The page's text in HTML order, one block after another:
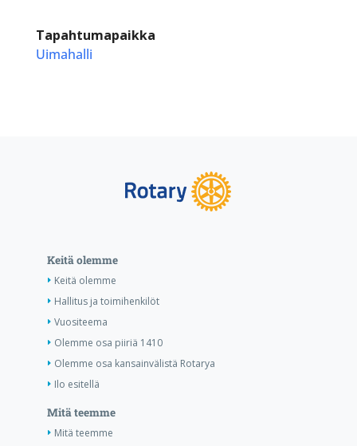
Tapahtumapaikka
Uimahalli
Keitä olemme
Keitä olemme
Hallitus ja toimihenkilöt
Vuositeema
Olemme osa piiriä 1410
Olemme osa kansainvälistä Rotarya
Ilo esitellä
Mitä teemme
Mitä teemme